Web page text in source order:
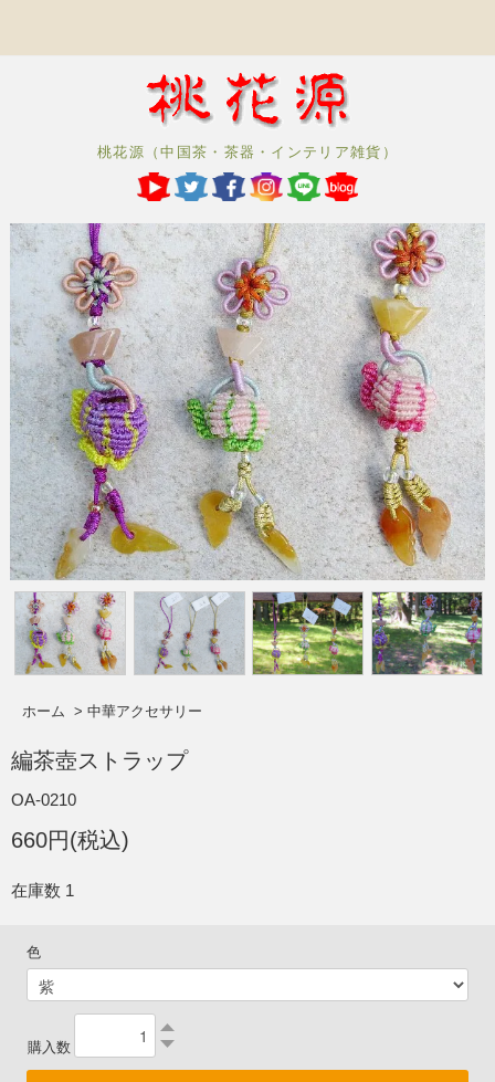
桃花源（中国茶・茶器・インテリア雑貨）
ホーム > 中華アクセサリー
編茶壺ストラップ
OA-0210
660円(税込)
在庫数 1
色
購入数